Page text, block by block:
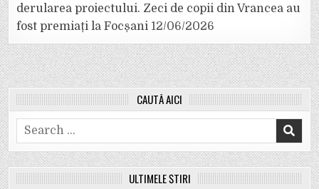
derularea proiectului. Zeci de copii din Vrancea au
fost premiați la Focșani 12/06/2026
CAUTĂ AICI
Search
for:
ULTIMELE ȘTIRI